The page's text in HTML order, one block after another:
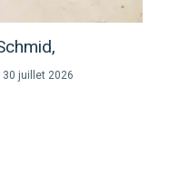
30 juillet 2026